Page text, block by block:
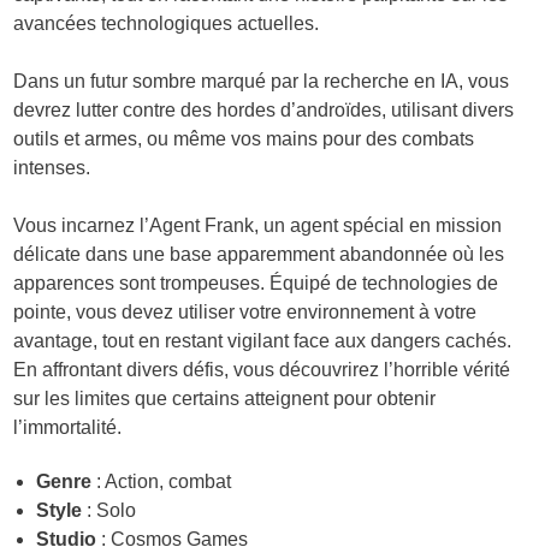
avancées technologiques actuelles.
Dans un futur sombre marqué par la recherche en IA, vous
devrez lutter contre des hordes d’androïdes, utilisant divers
outils et armes, ou même vos mains pour des combats
intenses.
Vous incarnez l’Agent Frank, un agent spécial en mission
délicate dans une base apparemment abandonnée où les
apparences sont trompeuses. Équipé de technologies de
pointe, vous devez utiliser votre environnement à votre
avantage, tout en restant vigilant face aux dangers cachés.
En affrontant divers défis, vous découvrirez l’horrible vérité
sur les limites que certains atteignent pour obtenir
l’immortalité.
Genre : Action, combat
Style : Solo
Studio : Cosmos Games